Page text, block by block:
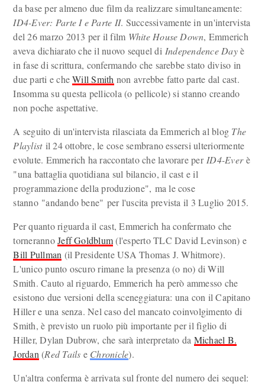
da base per almeno due film da realizzare simultaneamente:
ID4-Ever: Parte I e Parte II. Successivamente in un'intervista
del 26 marzo 2013 per il film White House Down, Emmerich
aveva dichiarato che il nuovo sequel di Independence Dayè
in fase di scrittura, confermando che sarebbe stato diviso in
due parti e cheWill Smith non avrebbe fatto parte dal cast.
Insomma su questa pellicola (o pellicole) si stanno creando
non poche aspettative.
A seguito di un'intervista rilasciata da Emmerich al blog The
Playlistil 24 ottobre, le cose sembrano essersi ulteriormente
evolute. Emmerich ha raccontato che lavorare per ID4-Everè
"una battaglia quotidiana sul bilancio, il cast e il
programmazione della produzione", ma le cose
stanno "andando bene" per l'uscita prevista il 3 Luglio 2015.
Per quanto riguarda il cast, Emmerich ha confermato che
tornerannoJeff Goldblum(l'esperto TLC David Levinson) e
Bill Pullman (il Presidente USA Thomas J. Whitmore).
L'unico punto oscuro rimane la presenza (o no) di Will
Smith. Cauto al riguardo, Emmerich ha però ammesso che
esistono due versioni della sceneggiatura: una con il Capitano
Hiller e una senza. Nel caso del mancato coinvolgimento di
Smith, è previsto un ruolo più importante per il figlio di
Hiller, Dylan Dubrow, che sarà interpretato da Michael B.
Jordan (Red Tails e Chronicle).
Un'altra conferma è arrivata sul fronte del numero dei sequel: